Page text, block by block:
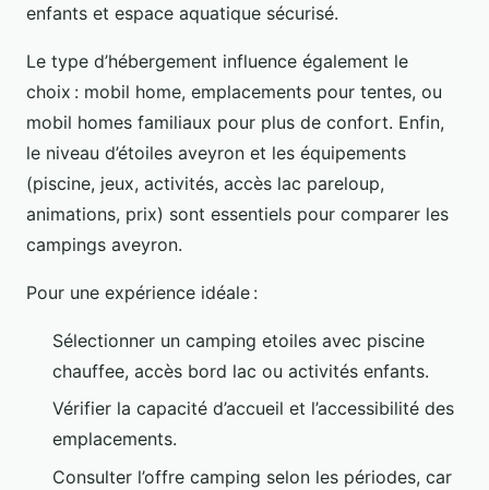
enfants et espace aquatique sécurisé.
Le type d’hébergement influence également le
choix : mobil home, emplacements pour tentes, ou
mobil homes familiaux pour plus de confort. Enfin,
le niveau d’étoiles aveyron et les équipements
(piscine, jeux, activités, accès lac pareloup,
animations, prix) sont essentiels pour comparer les
campings aveyron.
Pour une expérience idéale :
Sélectionner un camping etoiles avec piscine
chauffee, accès bord lac ou activités enfants.
Vérifier la capacité d’accueil et l’accessibilité des
emplacements.
Consulter l’offre camping selon les périodes, car